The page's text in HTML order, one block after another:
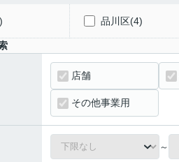
品川区(4)
店舗
その他事業用
～